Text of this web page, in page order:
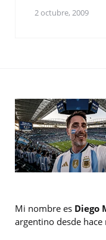
2 octubre, 2009
Mi nombre es Diego
argentino desde